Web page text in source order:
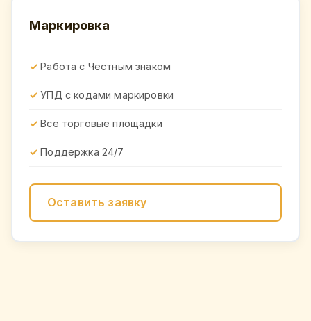
Маркировка
Работа с Честным знаком
УПД с кодами маркировки
Все торговые площадки
Поддержка 24/7
Оставить заявку